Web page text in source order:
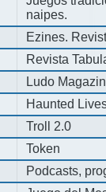
naipes.
Ezines.
Revista
Ludo
Haunted
Troll 2.0
Token
Podcasts,